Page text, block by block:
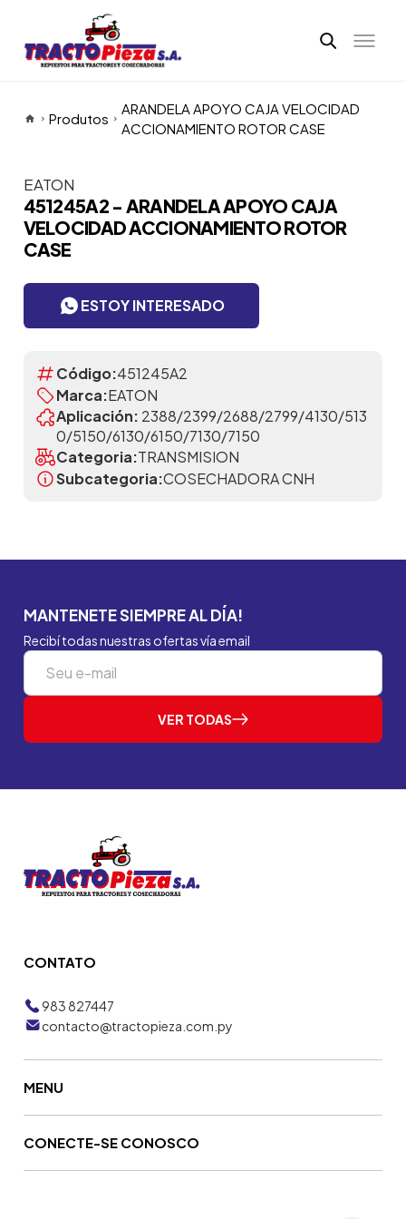
Produtos
ARANDELA APOYO CAJA VELOCIDAD
ACCIONAMIENTO ROTOR CASE
Itens da Galeria
EATON
451245A2 - ARANDELA APOYO CAJA
VELOCIDAD ACCIONAMIENTO ROTOR
CASE
ESTOY INTERESADO
Código:451245A2
Marca:EATON
Aplicación: 2388/2399/2688/2799/4130/513
0/5150/6130/6150/7130/7150
Categoria:TRANSMISION
Subcategoria:COSECHADORA CNH
MANTENETE SIEMPRE AL DÍA!
Recibí todas nuestras ofertas vía email
VER TODAS
CONTATO
983 827447
contacto@tractopieza.com.py
MENU
CONECTE-SE CONOSCO